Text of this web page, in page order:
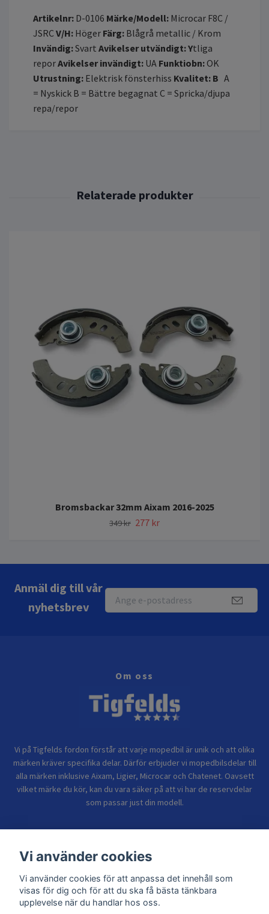
Artikelnr: D-0106 Märke/Modell: Microcar F8C /
JSRCV/H: Höger Färg: Blågrå metallic / Krom
Invändig:Svart Avikelser utvändigt: Ytliga
reporAvikelser invändigt: UA Funktiobn:OK
Utrustning: Elektrisk fönsterhiss Kvalitet: B A
= Nyskick B = Bättre begagnat C = Spricka/djupa
repa/repor
Bromsbackar 32mm Aixam 2016-2025
349 kr 277 kr
Anmäl dig till vår
nyhetsbrev
Om oss
Vi på Tigfelds fordon förstår att varje mopedbil är unik och att olika
märken kräver specifika delar. Därför erbjuder vi mopedbilsdelar till
alla märken inklusive Aixam, Ligier, Microcar och Chatenet. Oavsett
vilket märke du kör, kan du vara säker på att vi har de reservdelar
som passar just din modell.
Sidor
Vi använder cookies
Vi använder cookies för att anpassa det innehåll som
visas för dig och för att du ska få bästa tänkbara
upplevelse när du handlar hos oss.